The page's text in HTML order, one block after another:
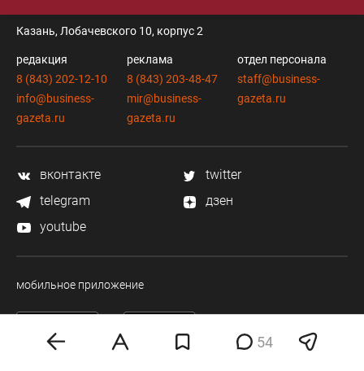
54
Казань, Лобачевского 10, корпус 2
редакция
8 (843) 202-12-10
info@business-
gazeta.ru
реклама
8 (843) 203-48-47
mir@business-
gazeta.ru
отдел персонала
staff@business-
gazeta.ru
вконтакте
twitter
telegram
дзен
youtube
мобильное приложение